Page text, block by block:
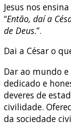
Jesus nos
“Então, daí a
de Deus.”.
Dai a César o
Dar ao mundo
dedicado e
deveres de
civilidade.
da sociedade